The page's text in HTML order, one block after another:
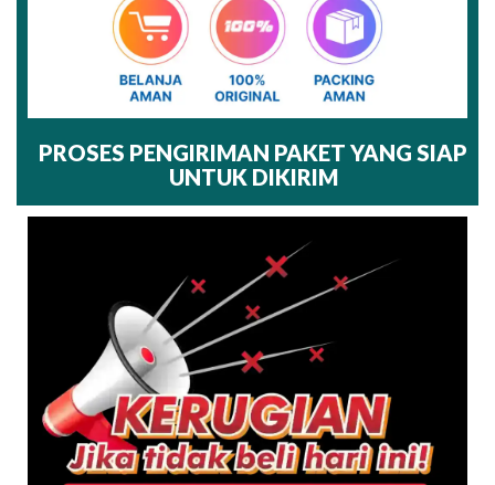
PROSES PENGIRIMAN PAKET YANG SIAP
UNTUK DIKIRIM